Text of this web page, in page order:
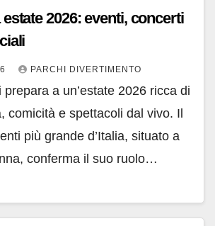
2026: eventi, concerti
PARCHI DIVERTIMENTO
a un’estate 2026 ricca di
comicità e spettacoli dal vivo. Il
più grande d’Italia, situato a
conferma il suo ruolo…